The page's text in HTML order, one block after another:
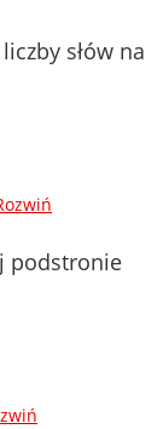
słów na
podstronie